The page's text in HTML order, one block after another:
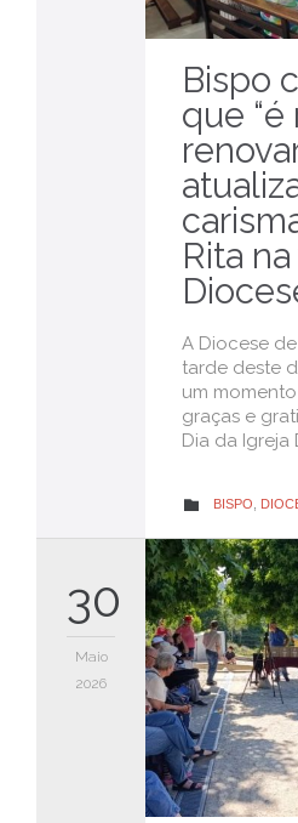
Bispo
que
Rita
A Diocese
tarde deste
um
graças e
Dia da Igreja
 CATEGORY
BISPO
30
Maio
2026